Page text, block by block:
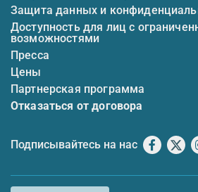
Защита данных и
Доступность для лиц с
возможностями
Пресса
Цены
Партнерская программа
Отказаться от договора
Подписывайтесь на нас X